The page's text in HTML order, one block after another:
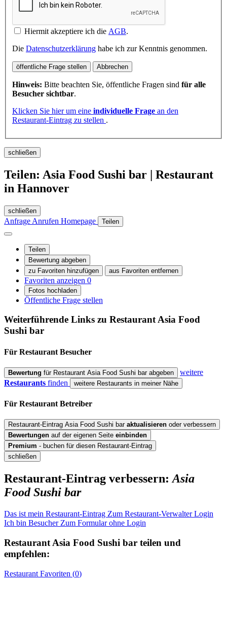
Hiermit akzeptiere ich die AGB.
Die Datenschutzerklärung habe ich zur Kenntnis genommen.
öffentliche Frage stellen Abbrechen
Hinweis: Bitte beachten Sie, öffentliche Fragen sind für alle
Besucher sichtbar.
Klicken Sie hier um eine individuelle Frage an den
Restaurant-Eintrag zu stellen .
schließen
Teilen: Asia Food Sushi bar | Restaurant
in Hannover
schließen
Anfrage Anrufen Homepage Teilen
Teilen
Bewertung abgeben
zu Favoriten hinzufügen
aus Favoriten entfernen
Favoriten anzeigen 0
Fotos hochladen
Öffentliche Frage stellen
Weiterführende Links zu RestaurantAsia Food
Sushi bar
Für Restaurant Besucher
Bewertung für Restaurant Asia Food Sushi bar abgeben
weitere
Restaurants finden weitere Restaurants in meiner Nähe
Für Restaurant Betreiber
Restaurant-Eintrag Asia Food Sushi bar aktualisieren oder verbessern
Bewertungen auf der eigenen Seite einbinden
Premium - buchen für diesen Restaurant-Eintrag
schließen
Restaurant-Eintrag verbessern:Asia
Food Sushi bar
Das ist mein Restaurant-Eintrag Zum Restaurant-Verwalter Login
Ich bin Besucher Zum Formular ohne Login
Restaurant Asia Food Sushi bar teilen und
empfehlen:
Restaurant Favoriten (0)